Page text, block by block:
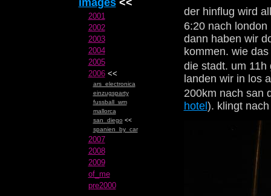
images<<
2001
2002
2003
2004
2005
2006<<
ars_electronica
einzugsparty
fussball_wm
mallorca
san_diego <<
spanien_by_car
2007
2008
2009
of_me
pre2000
der hinflug wird
6:20 nach
dann haben wir
kommen. wie
die stadt. um
landen wir in los
200km nach san
hotel). klingt